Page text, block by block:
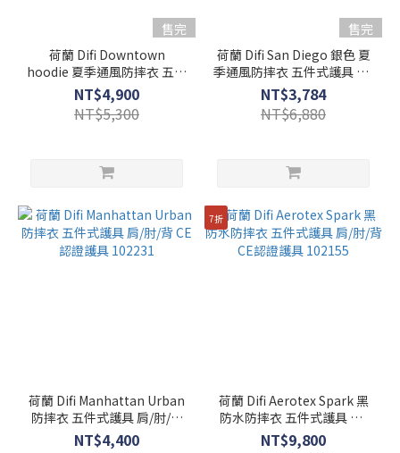
寸
2XL
(18)
M
(17)
(1)
售完
荷蘭 Difi Downtown
hoodie 夏季通風防摔衣 五件
式護具 肩/肘/背 CE認證護具
102012
NT$4,900
NT$5,300
售完
荷蘭 Difi San Diego 銀色 夏
季通風防摔衣 五件式護具 肩/
肘/背 CE認證護具 102004
NT$3,784
NT$6,880
荷蘭 Difi Manhattan Urban
防摔衣 五件式護具 肩/肘/背
CE認證護具 102231
NT$4,400
7折
荷蘭 Difi Aerotex Spark 黑
防水防摔衣 五件式護具 肩/
肘/背 CE認證護具 102155
NT$9,800